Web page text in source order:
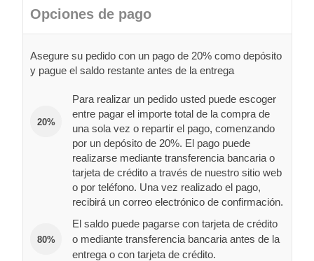
Opciones de pago
Asegure su pedido con un pago de 20% como depósito
y pague el saldo restante antes de la entrega
20%
Para realizar un pedido usted puede escoger
entre pagar el importe total de la compra de
una sola vez o repartir el pago, comenzando
por un depósito de 20%. El pago puede
realizarse mediante transferencia bancaria o
tarjeta de crédito a través de nuestro sitio web
o por teléfono. Una vez realizado el pago,
recibirá un correo electrónico de confirmación.
80%
El saldo puede pagarse con tarjeta de crédito
o mediante transferencia bancaria antes de la
entrega o con tarjeta de crédito.